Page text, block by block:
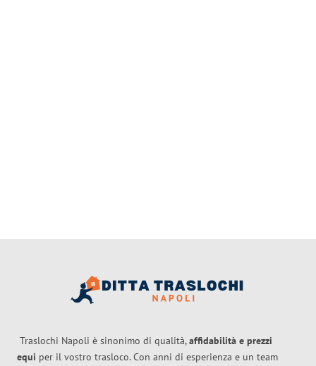
Traslochi Napoli è sinonimo di qualità,affidabilità e prezzi
equi per il vostro trasloco. Con anni di esperienza e un team